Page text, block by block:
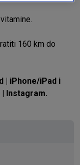
160 km do
| iPhone/iPad i
| Instagram.